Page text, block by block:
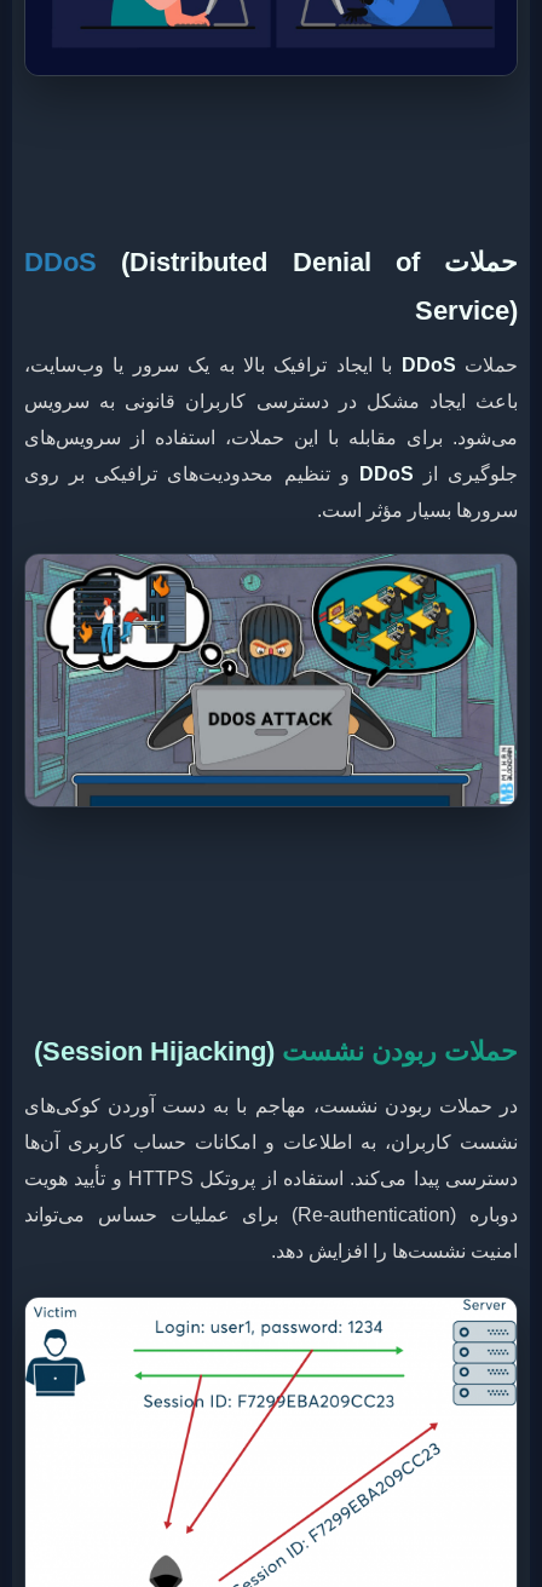
حملات DDoS (Distributed Denial of
Service)
حملات DDoS
با ایجاد ترافیک بالا به یک سرور یا وب‌سایت،
باعث ایجاد مشکل در دسترسی کاربران قانونی به سرویس
می‌شود. برای مقابله با این حملات، استفاده از سرویس‌های
جلوگیری از
DDoS
و تنظیم محدودیت‌های ترافیکی بر روی
سرورها بسیار مؤثر است.
حملات ربودن نشست (Session Hijacking)
در حملات ربودن نشست، مهاجم با به دست آوردن کوکی‌های
نشست کاربران، به اطلاعات و امکانات حساب کاربری آن‌ها
دسترسی پیدا می‌کند. استفاده از پروتکل HTTPS و تأیید هویت
دوباره (Re-authentication) برای عملیات حساس می‌تواند
امنیت نشست‌ها را افزایش دهد.